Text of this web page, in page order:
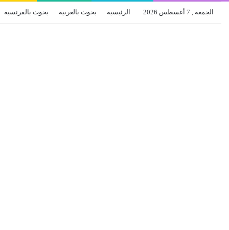
الجمعة , 7 أغسطس 2026 الرئيسية بحوث بالعربية بحوث بالفرنسية